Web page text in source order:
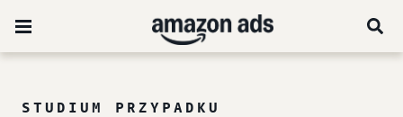
STUDIUM PRZYPADKU